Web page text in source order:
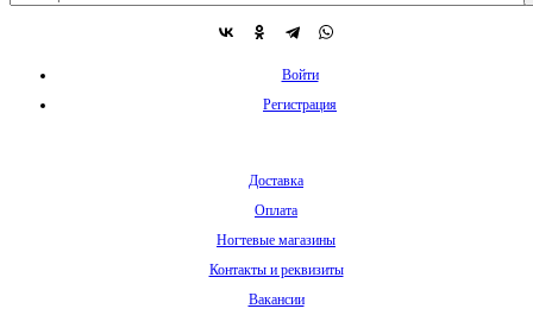
Войти
Регистрация
Доставка
Оплата
Ногтевые магазины
Контакты и реквизиты
Вакансии